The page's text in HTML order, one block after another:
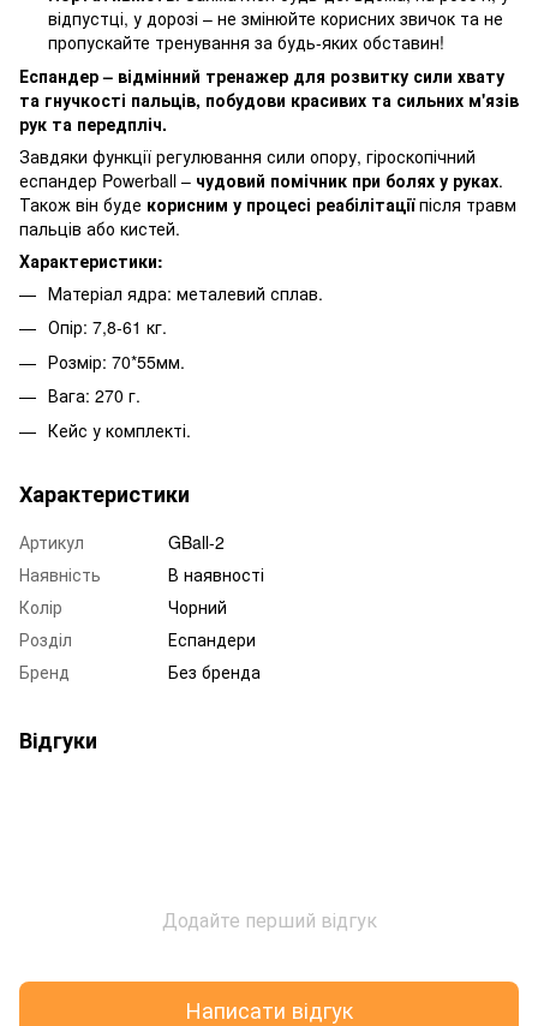
відпустці, у дорозі – не змінюйте корисних звичок та не
пропускайте тренування за будь-яких обставин!
Еспандер – відмінний тренажер для розвитку сили хвату
та гнучкості пальців, побудови красивих та сильних м'язів
рук та передпліч.
Завдяки функції регулювання сили опору, гіроскопічний
еспандер Powerball – чудовий помічник при болях у руках.
Також він буде корисним у процесі реабілітаціїпісля травм
пальців або кистей.
Характеристики:
Матеріал ядра: металевий сплав.
Опір: 7,8-61 кг.
Розмір: 70*55мм.
Вага: 270 г.
Кейс у комплекті.
Характеристики
Артикул
GBall-2
Наявність
В наявності
Колір
Чорний
Розділ
Еспандери
Бренд
Без бренда
Відгуки
Додайте перший відгук
Написати відгук